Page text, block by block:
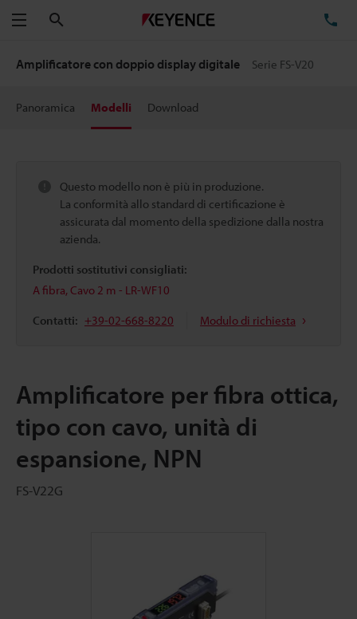
Menu
Amplificatore con doppio display digitale Serie FS-V20
Panoramica Modelli Download
Questo modello non è più in produzione.
La conformità allo standard di certificazione è
assicurata dal momento della spedizione dalla nostra
azienda.
Prodotti sostitutivi consigliati:
A fibra, Cavo 2 m - LR-WF10
Contatti: +39-02-668-8220 Modulo di richiesta
Amplificatore per fibra ottica,
tipo con cavo, unità di
espansione, NPN
FS-V22G